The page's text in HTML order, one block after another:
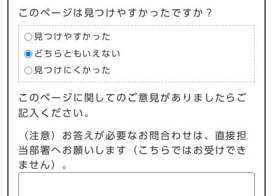
このページは見つけやすかったですか？
見つけやすかった
どちらともいえない
見つけにくかった
このページに関してのご意見がありましたらご
記入ください。
（注意）お答えが必要なお問合わせは、直接担
当部署へお願いします（こちらではお受けでき
ません）。